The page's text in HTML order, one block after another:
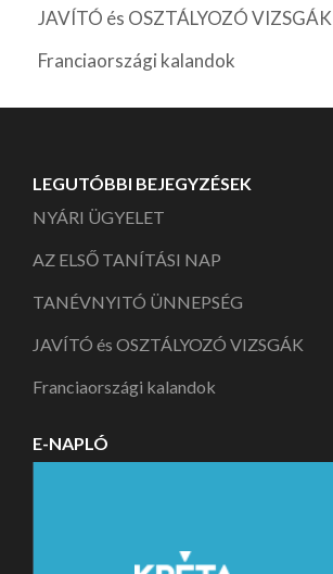
JAVÍTÓ és OSZTÁLYOZÓ VIZSGÁK
Franciaországi kalandok
LEGUTÓBBI BEJEGYZÉSEK
NYÁRI ÜGYELET
AZ ELSŐ TANÍTÁSI NAP
TANÉVNYITÓ ÜNNEPSÉG
JAVÍTÓ és OSZTÁLYOZÓ VIZSGÁK
Franciaországi kalandok
E-NAPLÓ